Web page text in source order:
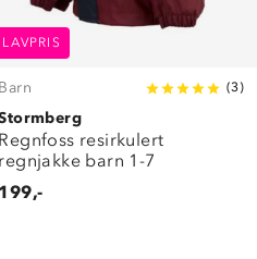
LAVPRIS
Barn (3)
Regnfoss resirkulert
regnjakke barn 1-7
199,-